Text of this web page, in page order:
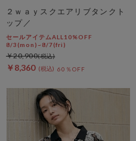
２ｗａｙスクエアリブタンクト
ップ／
セールアイテムALL10%OFF
8/3(mon)~8/7(fri)
￥8,360 60％OFF
￥20,900